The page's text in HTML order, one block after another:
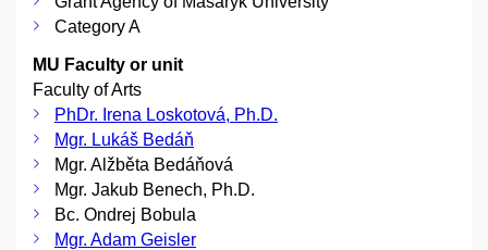
Category A
MU Faculty or unit
Faculty of Arts
PhDr. Irena Loskotová, Ph.D.
Mgr. Lukáš Bedáň
Mgr. Alžběta Bedáňová
Mgr. Jakub Benech, Ph.D.
Bc. Ondrej Bobula
Mgr. Adam Geisler